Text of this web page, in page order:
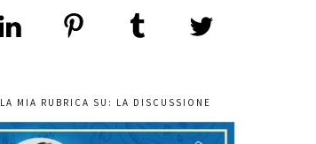
LA MIA RUBRICA SU: LA DISCUSSIONE